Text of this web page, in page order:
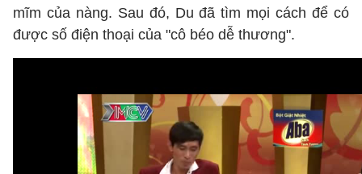
mĩm của nàng. Sau đó, Du đã tìm mọi cách để có
được số điện thoại của "cô béo dễ thương".